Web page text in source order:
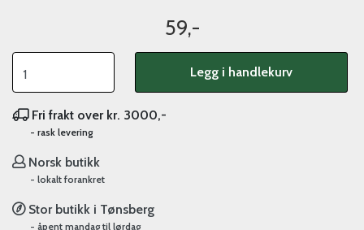
59,-
Legg i handlekurv
Fri frakt over kr. 3000,-
- rask levering
Norsk butikk
- lokalt forankret
Stor butikk i Tønsberg
- åpent mandag til lørdag